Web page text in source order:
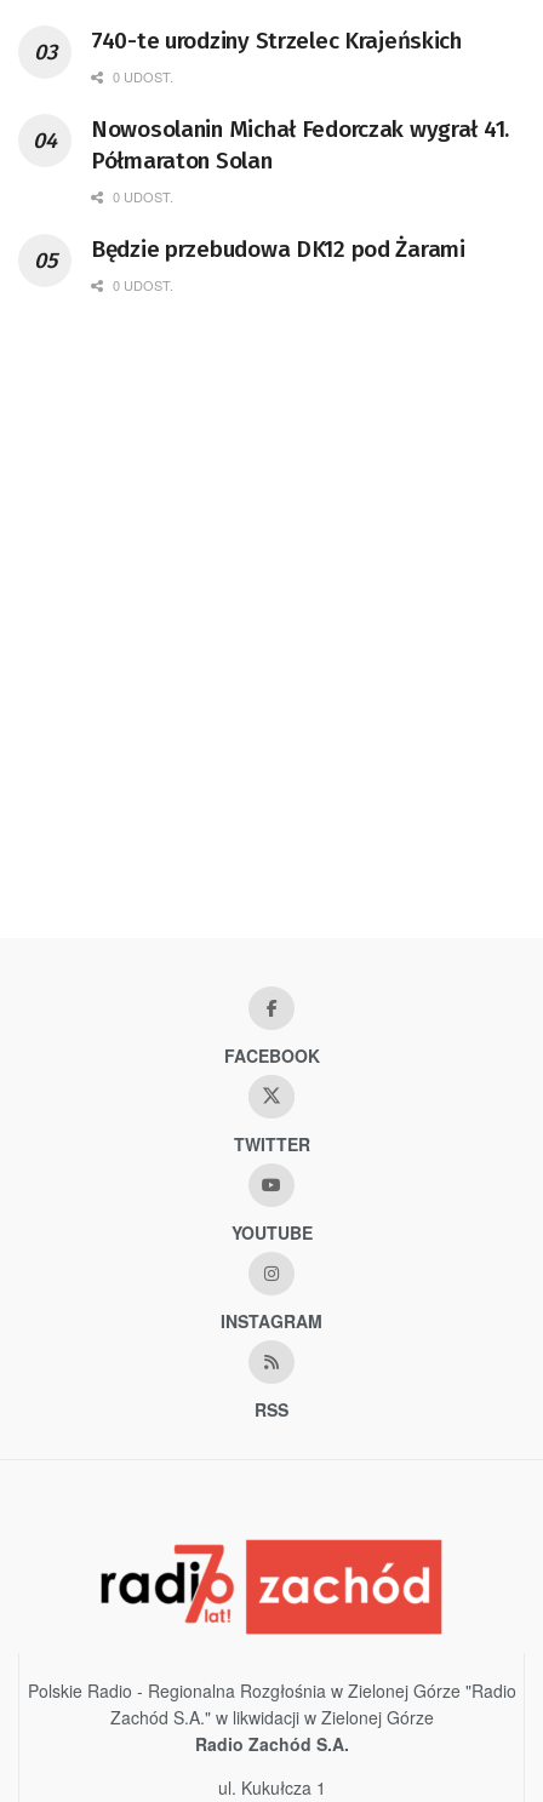
740-te urodziny Strzelec Krajeńskich
0 UDOST.
Nowosolanin Michał Fedorczak wygrał 41.
Półmaraton Solan
0 UDOST.
Będzie przebudowa DK12 pod Żarami
0 UDOST.
FACEBOOK
TWITTER
YOUTUBE
INSTAGRAM
RSS
Polskie Radio - Regionalna Rozgłośnia w Zielonej Górze "Radio
Zachód S.A." w likwidacji w Zielonej Górze
Radio Zachód S.A.
ul. Kukułcza 1